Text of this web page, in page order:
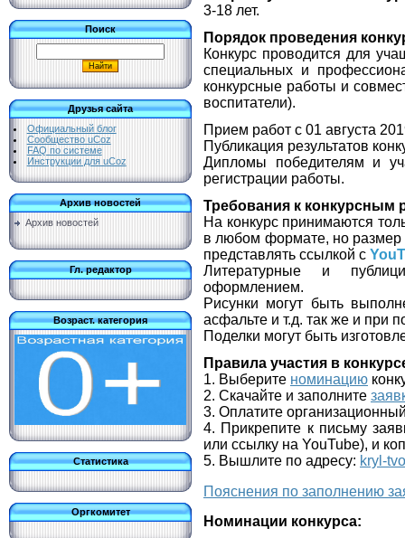
Поиск
Друзья сайта
Официальный блог
Сообщество uCoz
FAQ по системе
Инструкции для uCoz
Архив новостей
Архив новостей
Гл. редактор
Возраст. категория
Статистика
Оргкомитет
3-18 лет.
Порядок проведения
Конкурс проводится для
специальных и
конкурсные работы и
воспитатели).
Прием работ с 01 августа
Публикация результатов
Дипломы победителям и
регистрации работы.
Требования к конкурсным
На конкурс принимаются
в любом формате, но
представлять ссылкой с
Литературные и
оформлением.
Рисунки могут быть
асфальте и т.д. так же и при
Поделки могут быть
Правила участия в
1. Выберите номинацию
2. Скачайте и заполните
3. Оплатите
4. Прикрепите к письму
или ссылку на YouTube), и
5. Вышлите по адресу: kryl-
Пояснения по заполнению
Номинации конкурса: